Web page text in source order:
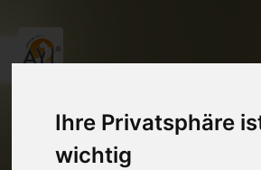
Ihre Privatsphäre
wichtig